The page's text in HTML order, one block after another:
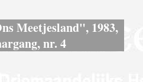
Meetjesland", 1983,
nr. 4